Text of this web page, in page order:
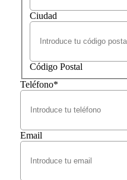
Ciudad
Código Postal
Teléfono*
Email